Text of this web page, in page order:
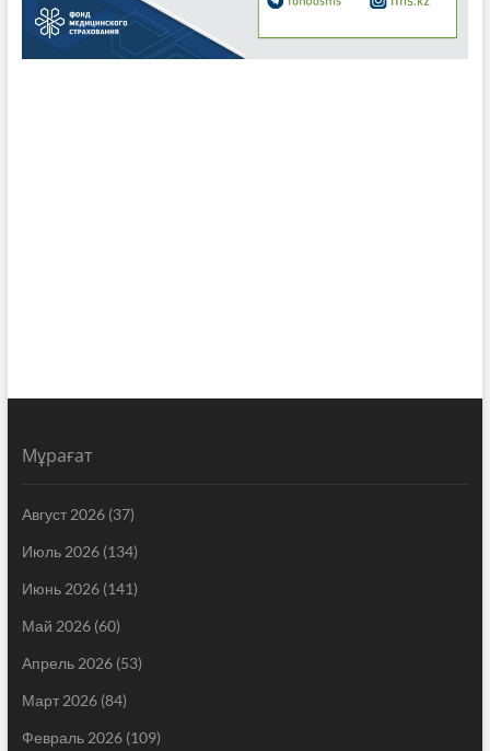
Мұрағат
Август 2026(37)
Июль 2026(134)
Июнь 2026(141)
Май 2026(60)
Апрель 2026(53)
Март 2026(84)
Февраль 2026(109)